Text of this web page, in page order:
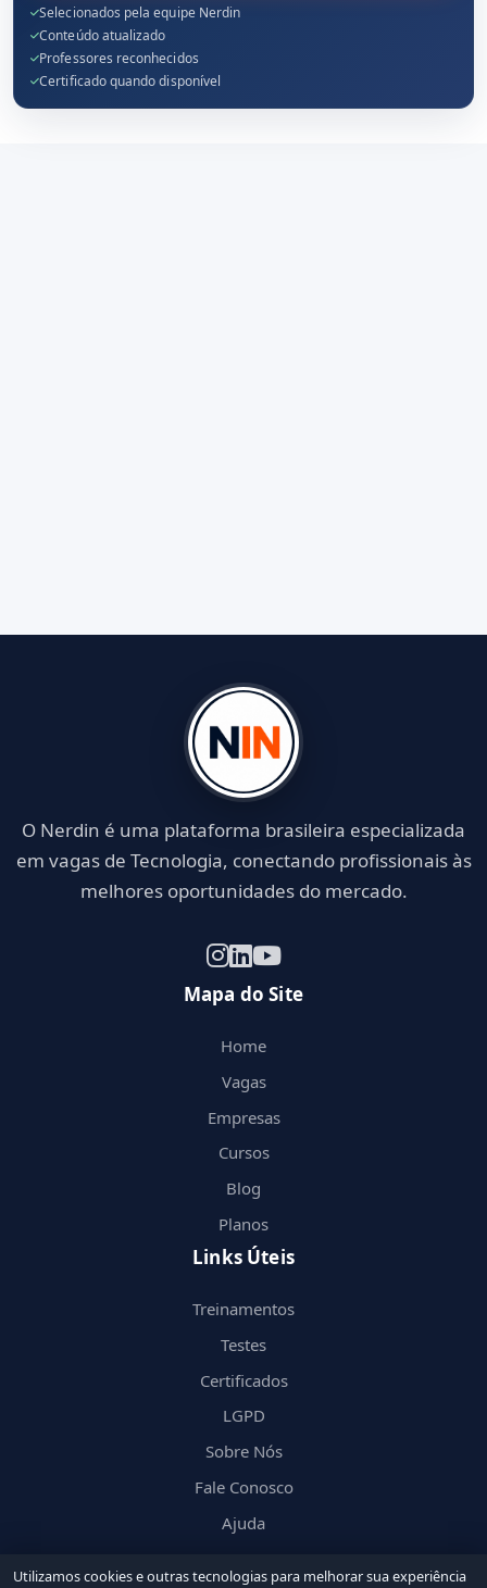
Selecionados pela equipe Nerdin
Conteúdo atualizado
Professores reconhecidos
Certificado quando disponível
O Nerdin é uma plataforma brasileira especializada
em vagas de Tecnologia, conectando profissionais às
melhores oportunidades do mercado.
Mapa do Site
Home
Vagas
Empresas
Cursos
Blog
Planos
Links Úteis
Treinamentos
Testes
Certificados
LGPD
Sobre Nós
Fale Conosco
Ajuda
Utilizamos cookies e outras tecnologias para melhorar sua experiência